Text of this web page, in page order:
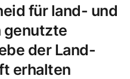
für land- und
der Land-
erhalten